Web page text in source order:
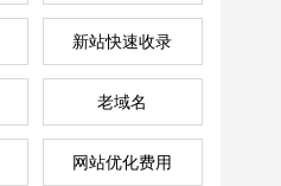
新站快速收录
老域名
网站优化费用